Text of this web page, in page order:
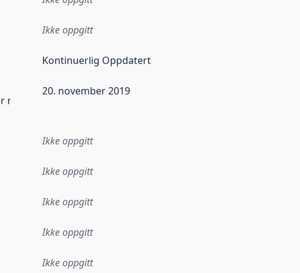
Ikke oppgitt
Kontinuerlig Oppdatert
når dataene i dette datasettet første gang ble utgitt. Det kan
20. november 2019
Ikke oppgitt
Ikke oppgitt
Ikke oppgitt
Ikke oppgitt
Ikke oppgitt